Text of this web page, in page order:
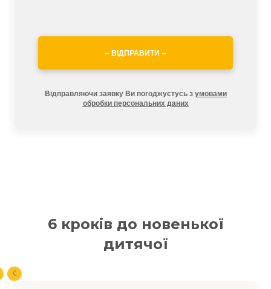
– ВІДПРАВИТИ –
Відправляючи заявку Ви погоджуєтусь з умовами
обробки персональних даних
6 кроків до новенької
дитячої